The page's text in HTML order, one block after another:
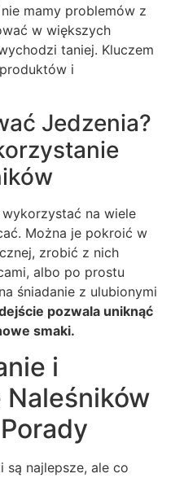
mamy problemów z
w większych
taniej. Kluczem
i
Jedzenia?
na wiele
Można je pokroić w
zrobić z nich
albo po prostu
śniadanie z ulubionymi
pozwala uniknąć
smaki.
i
są najlepsze, ale co